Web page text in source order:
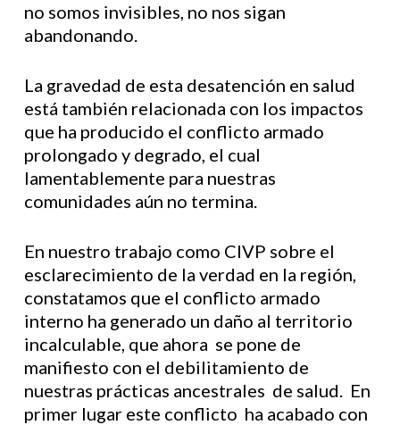
no somos invisibles, no nos sigan
abandonando.
La gravedad de esta desatención en salud
está también relacionada con los impactos
que ha producido el conflicto armado
prolongado y degrado, el cual
lamentablemente para nuestras
comunidades aún no termina.
En nuestro trabajo como CIVP sobre el
esclarecimiento de la verdad en la región,
constatamos que el conflicto armado
interno ha generado un daño al territorio
incalculable, que ahora se pone de
manifiesto con el debilitamiento de
nuestras prácticas ancestrales de salud. En
primer lugar este conflicto ha acabado con